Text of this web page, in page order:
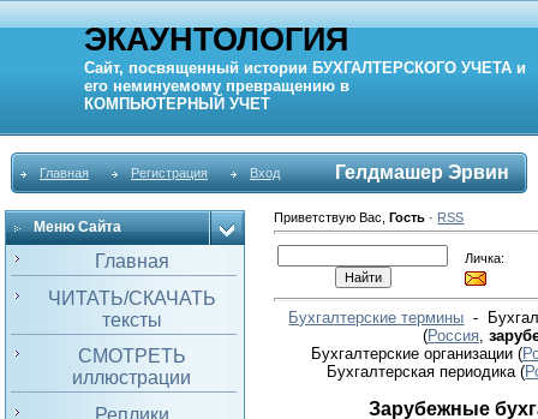
ЭКАУНТОЛОГИЯ
Сайт, посвященный истории БУХГАЛТЕРСКОГО УЧЕТА и
его неминуемому превращению в
КОМПЬЮТЕРНЫЙ УЧЕТ
Главная Регистрация Вход Гелдмашер Эрвин
Меню Сайта
Главная
ЧИТАТЬ/СКАЧАТЬ
тексты
СМОТРЕТЬ
иллюстрации
Реплики
Приветствую Вас ,Гость · RSS
Личка:
Бухгалтерские термины -
(Россия,
Бухгалтерские организации (
Бухгалтерская периодика(
Зарубежные